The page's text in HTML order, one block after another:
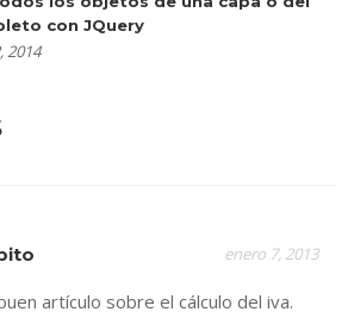
con JQuery
2014
enero 7, 2013
artículo sobre el cálculo del iva.